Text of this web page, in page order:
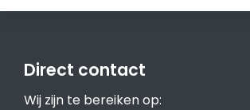
Direct contact
Wij zijn te bereiken op: